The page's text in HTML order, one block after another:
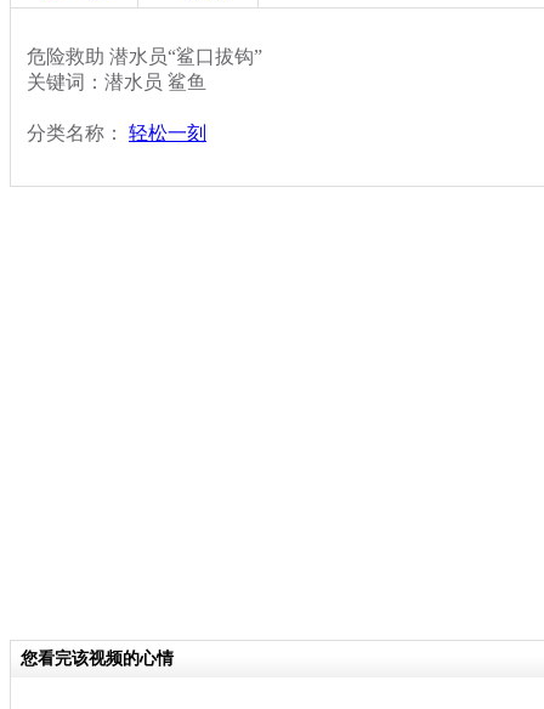
危险救助 潜水员“鲨口拔钩”
关键词：潜水员 鲨鱼
分类名称： 轻松一刻
您看完该视频的心情